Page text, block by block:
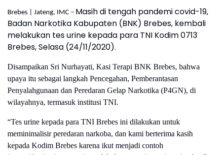
Brebes | Jateng, IMC – Masih di tengah pandemi covid-19,
Badan Narkotika Kabupaten (BNK) Brebes, kembali
melakukan tes urine kepada para TNI Kodim 0713
Brebes, Selasa (24/11/2020).
Disampaikan Sri Nurhayati, Kasi Terapi BNK Brebes, bahwa
upaya itu sebagai langkah Pencegahan, Pemberantasan
Penyalahgunaan dan Peredaran Gelap Narkotika (P4GN), di
wilayahnya, termasuk institusi TNI.
“Tes urine kepada para TNI Brebes ini dilakukan untuk
meminimalisir peredaran narkoba, dan kami berterima kasih
kepada Kodim Brebes karena ikut menjadi contoh